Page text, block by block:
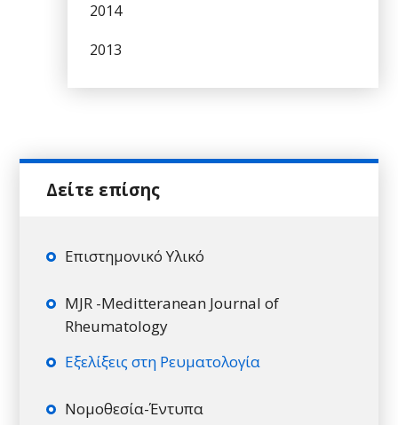
2014
2013
Επιστημονικό Υλικό
MJR -Meditteranean Journal of
Rheumatology
Εξελίξεις στη Ρευματολογία
Νομοθεσία-Έντυπα